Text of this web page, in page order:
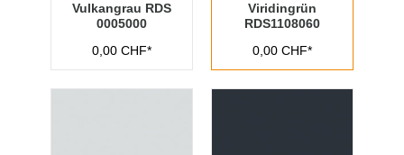
Vulkangrau RDS
0005000
0,00 CHF*
Viridingrün
RDS1108060
0,00 CHF*